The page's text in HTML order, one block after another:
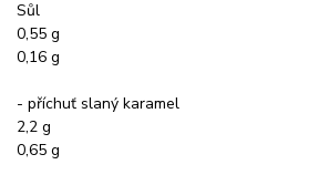
Sůl
0,55 g
0,16 g
- příchuť slaný karamel
2,2 g
0,65 g